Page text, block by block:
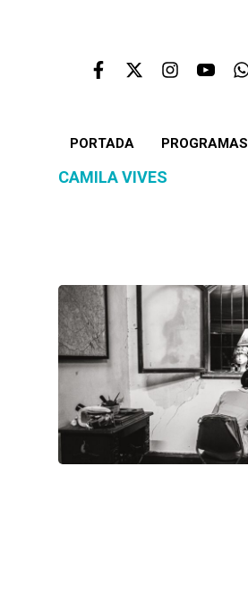
PORTADA PROGRAMAS
CAMILA VIVES